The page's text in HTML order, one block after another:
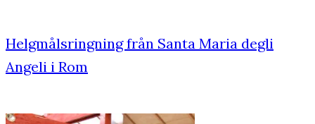
Helgmålsringning från Santa Maria degli
Angeli i Rom